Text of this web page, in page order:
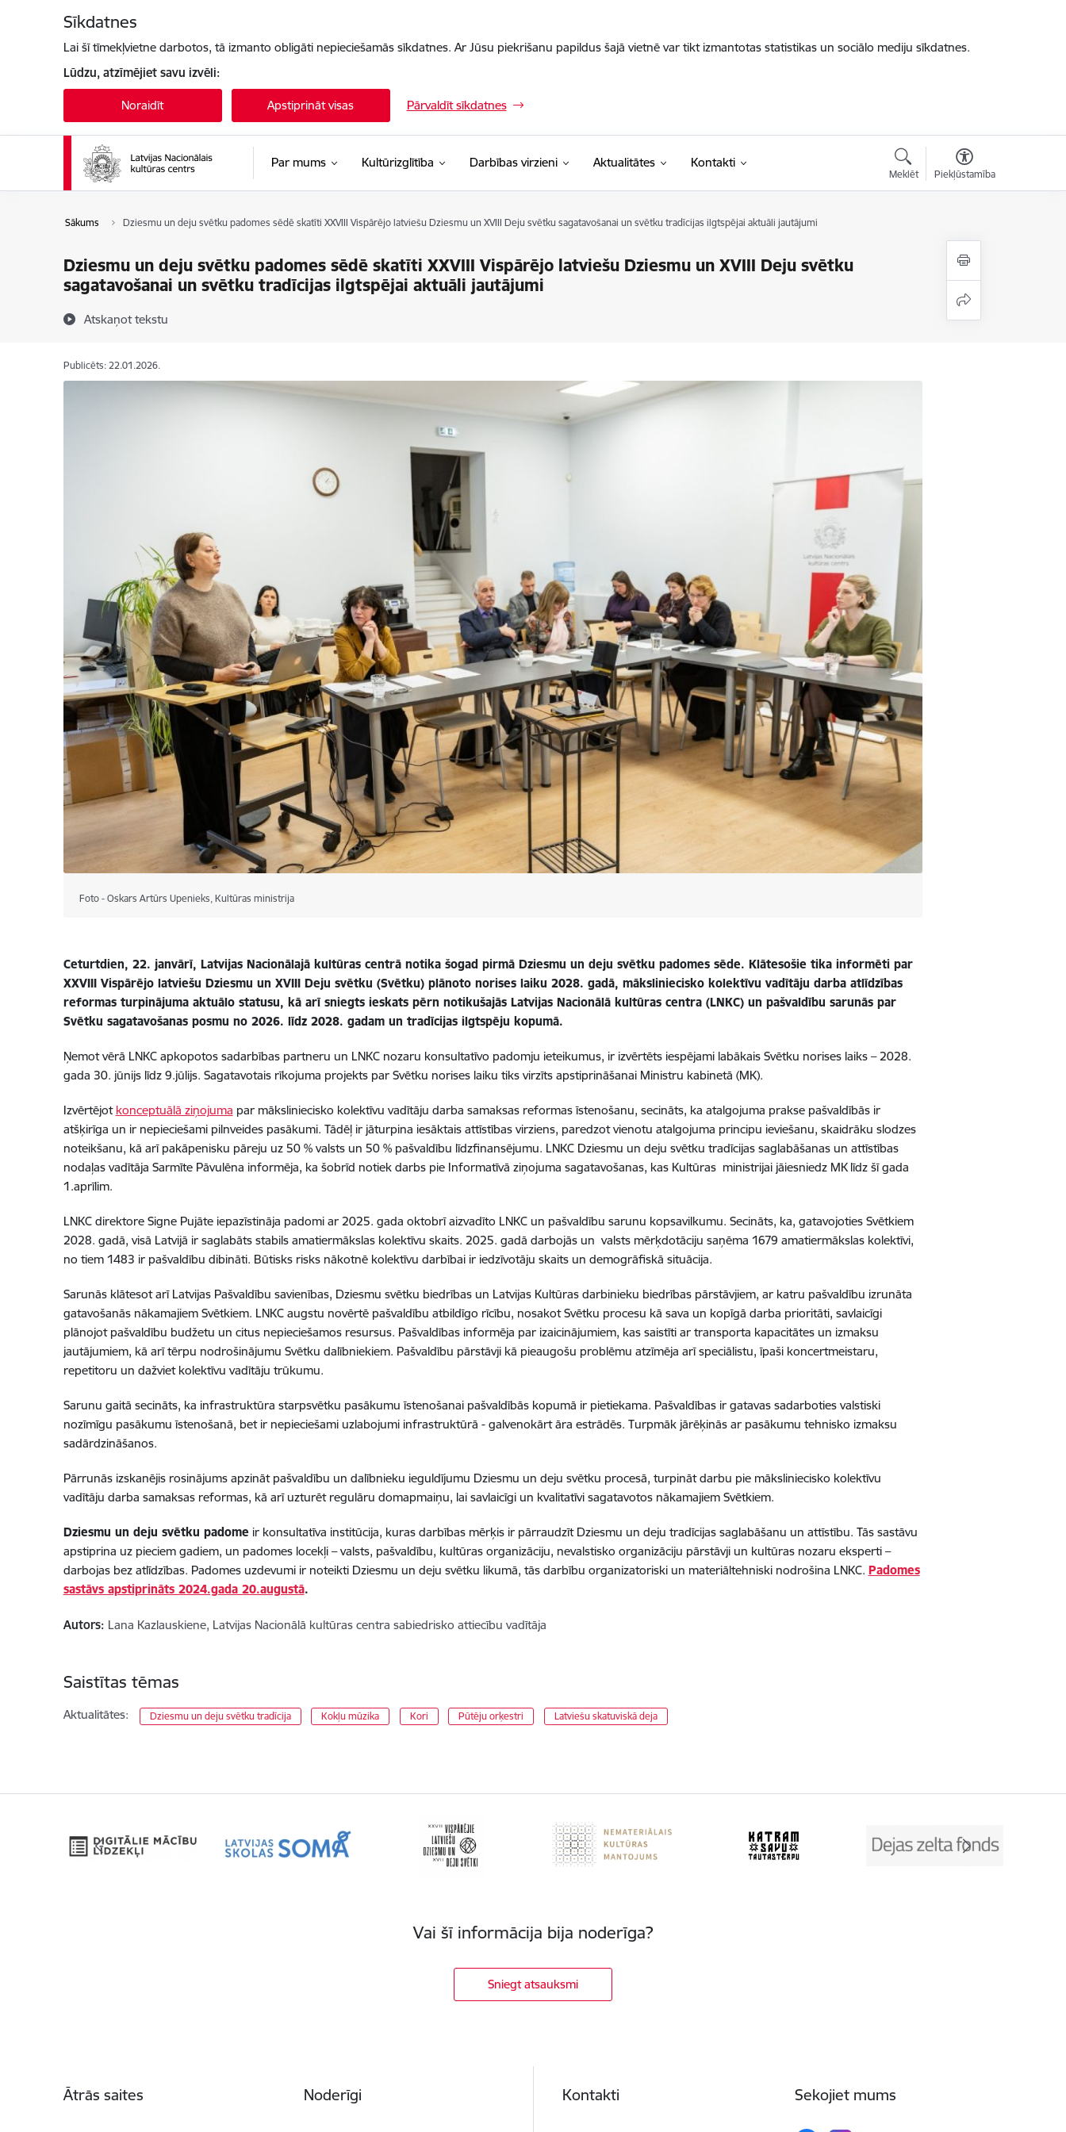
Sīkdatnes
Lai šī tīmekļvietne darbotos, tā izmanto obligāti nepieciešamās sīkdatnes. Ar Jūsu piekrišanu papildus šajā vietnē var tikt izmantotas statistikas un sociālo mediju sīkdatnes.
Lūdzu, atzīmējiet savu izvēli:
Noraidīt Apstiprināt visas Pārvaldīt sīkdatnes
Par mums Kultūrizglītība Darbības virzieni Aktualitātes Kontakti
Meklēt Piekļūstamība
Sākums Dziesmu un deju svētku padomes sēdē skatīti XXVIII Vispārējo latviešu Dziesmu un XVIII Deju svētku sagatavošanai un svētku tradīcijas ilgtspējai aktuāli jautājumi
Dziesmu un deju svētku padomes sēdē skatīti XXVIII Vispārējo latviešu Dziesmu un XVIII Deju svētku
sagatavošanai un svētku tradīcijas ilgtspējai aktuāli jautājumi
Atskaņot tekstu
Publicēts: 22.01.2026.
Foto - Oskars Artūrs Upenieks, Kultūras ministrija
Ceturtdien, 22. janvārī, Latvijas Nacionālajā kultūras centrā notika šogad pirmā Dziesmu un deju svētku padomes sēde. Klātesošie tika informēti par
XXVIII Vispārējo latviešu Dziesmu un XVIII Deju svētku (Svētku) plānoto norises laiku 2028. gadā, māksliniecisko kolektīvu vadītāju darba atlīdzības
reformas turpinājuma aktuālo statusu, kā arī sniegts ieskats pērn notikušajās Latvijas Nacionālā kultūras centra (LNKC) un pašvaldību sarunās par
Svētku sagatavošanas posmu no 2026. līdz 2028. gadam un tradīcijas ilgtspēju kopumā.
Ņemot vērā LNKC apkopotos sadarbības partneru un LNKC nozaru konsultatīvo padomju ieteikumus, ir izvērtēts iespējami labākais Svētku norises laiks – 2028.
gada 30. jūnijs līdz 9.jūlijs. Sagatavotais rīkojuma projekts par Svētku norises laiku tiks virzīts apstiprināšanai Ministru kabinetā (MK).
Izvērtējot konceptuālā ziņojuma par māksliniecisko kolektīvu vadītāju darba samaksas reformas īstenošanu, secināts, ka atalgojuma prakse pašvaldībās ir
atšķirīga un ir nepieciešami pilnveides pasākumi. Tādēļ ir jāturpina iesāktais attīstības virziens, paredzot vienotu atalgojuma principu ieviešanu, skaidrāku slodzes
noteikšanu, kā arī pakāpenisku pāreju uz 50 % valsts un 50 % pašvaldību līdzfinansējumu. LNKC Dziesmu un deju svētku tradīcijas saglabāšanas un attīstības
nodaļas vadītāja Sarmīte Pāvulēna informēja, ka šobrīd notiek darbs pie Informatīvā ziņojuma sagatavošanas, kas Kultūras ministrijai jāiesniedz MK līdz šī gada
1.aprīlim.
LNKC direktore Signe Pujāte iepazīstināja padomi ar 2025. gada oktobrī aizvadīto LNKC un pašvaldību sarunu kopsavilkumu. Secināts, ka, gatavojoties Svētkiem
2028. gadā, visā Latvijā ir saglabāts stabils amatiermākslas kolektīvu skaits. 2025. gadā darbojās un valsts mērķdotāciju saņēma 1679 amatiermākslas kolektīvi,
no tiem 1483 ir pašvaldību dibināti. Būtisks risks nākotnē kolektīvu darbībai ir iedzīvotāju skaits un demogrāfiskā situācija.
Sarunās klātesot arī Latvijas Pašvaldību savienības, Dziesmu svētku biedrības un Latvijas Kultūras darbinieku biedrības pārstāvjiem, ar katru pašvaldību izrunāta
gatavošanās nākamajiem Svētkiem. LNKC augstu novērtē pašvaldību atbildīgo rīcību, nosakot Svētku procesu kā sava un kopīgā darba prioritāti, savlaicīgi
plānojot pašvaldību budžetu un citus nepieciešamos resursus. Pašvaldības informēja par izaicinājumiem, kas saistīti ar transporta kapacitātes un izmaksu
jautājumiem, kā arī tērpu nodrošinājumu Svētku dalībniekiem. Pašvaldību pārstāvji kā pieaugošu problēmu atzīmēja arī speciālistu, īpaši koncertmeistaru,
repetitoru un dažviet kolektīvu vadītāju trūkumu.
Sarunu gaitā secināts, ka infrastruktūra starpsvētku pasākumu īstenošanai pašvaldībās kopumā ir pietiekama. Pašvaldības ir gatavas sadarboties valstiski
nozīmīgu pasākumu īstenošanā, bet ir nepieciešami uzlabojumi infrastruktūrā - galvenokārt āra estrādēs. Turpmāk jārēķinās ar pasākumu tehnisko izmaksu
sadārdzināšanos.
Pārrunās izskanējis rosinājums apzināt pašvaldību un dalībnieku ieguldījumu Dziesmu un deju svētku procesā, turpināt darbu pie māksliniecisko kolektīvu
vadītāju darba samaksas reformas, kā arī uzturēt regulāru domapmaiņu, lai savlaicīgi un kvalitatīvi sagatavotos nākamajiem Svētkiem.
Dziesmu un deju svētku padomeir konsultatīva institūcija, kuras darbības mērķis ir pārraudzīt Dziesmu un deju tradīcijas saglabāšanu un attīstību. Tās sastāvu
apstiprina uz pieciem gadiem, un padomes locekļi – valsts, pašvaldību, kultūras organizāciju, nevalstisko organizāciju pārstāvji un kultūras nozaru eksperti –
darbojas bez atlīdzības. Padomes uzdevumi ir noteikti Dziesmu un deju svētku likumā, tās darbību organizatoriski un materiāltehniski nodrošina LNKC. Padomes
sastāvs apstiprināts 2024.gada 20.augustā.
Autors: Lana Kazlauskiene, Latvijas Nacionālā kultūras centra sabiedrisko attiecību vadītāja
Saistītas tēmas
Aktualitātes: Dziesmu un deju svētku tradīcija Kokļu mūzika Kori Pūtēju orķestri Latviešu skatuviskā deja
Vai šī informācija bija noderīga?
Sniegt atsauksmi
Ātrās saites Noderīgi Kontakti Sekojiet mums